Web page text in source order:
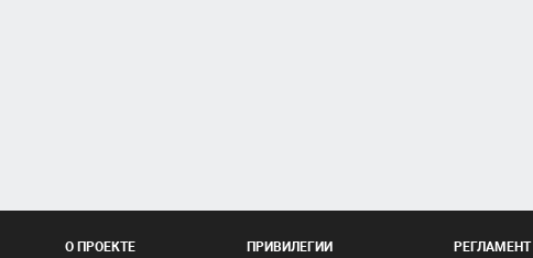
О ПРОЕКТЕ ПРИВИЛЕГИИ РЕГЛАМЕНТ